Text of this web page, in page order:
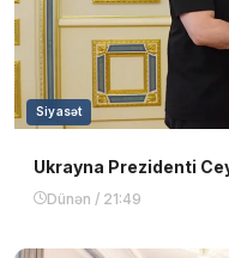
Siyasət
Ukrayna Prezidenti
Dünən / 21:49